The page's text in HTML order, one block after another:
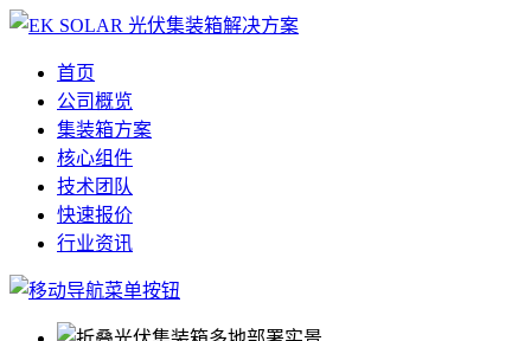
首页
公司概览
集装箱方案
核心组件
技术团队
快速报价
行业资讯